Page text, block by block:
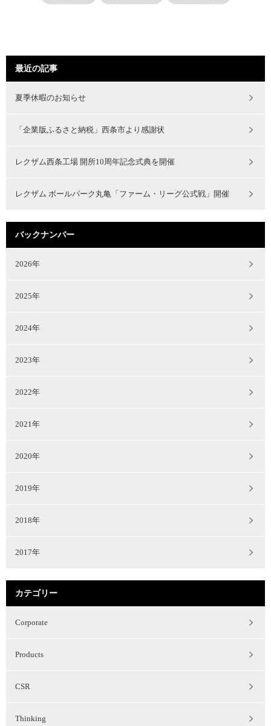
最近の記事
夏季休暇のお知らせ
「企業版ふるさと納税」西条市より感謝状
レクザム西条工場 開所10周年記念式典を開催
レクザム ボールパーク丸亀「ファーム・リーグ公式戦」開催
バックナンバー
2026年
2025年
2024年
2023年
2022年
2021年
2020年
2019年
2018年
2017年
カテゴリー
Corporate
Products
CSR
Thinking